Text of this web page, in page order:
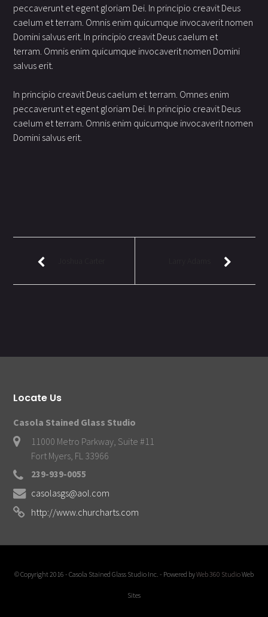
peccaverunt et egent gloriam Dei. In principio creavit Deus
caelum et terram. Omnis enim quicumque invocaverit nomen
Domini salvus erit. In principio creavit Deus caelum et
terram. Omnis enim quicumque invocaverit nomen Domini
salvus erit.
In principio creavit Deus caelum et terram. Omnes enim
peccaverunt et egent gloriam Dei. In principio creavit Deus
caelum et terram. Omnis enim quicumque invocaverit nomen
Domini salvus erit.
Locate Us
Casola Stained Glass Studio
11000 Metro Parkway, Suite #11
Fort Myers, FL 33966
239-939-0055
casolasgs@aol.com
http://www.churcharts.com
© Copyright 2016 - Casola Stained Glass Studio Inc. - Powered byWeb 360 StudioWeb
Sites